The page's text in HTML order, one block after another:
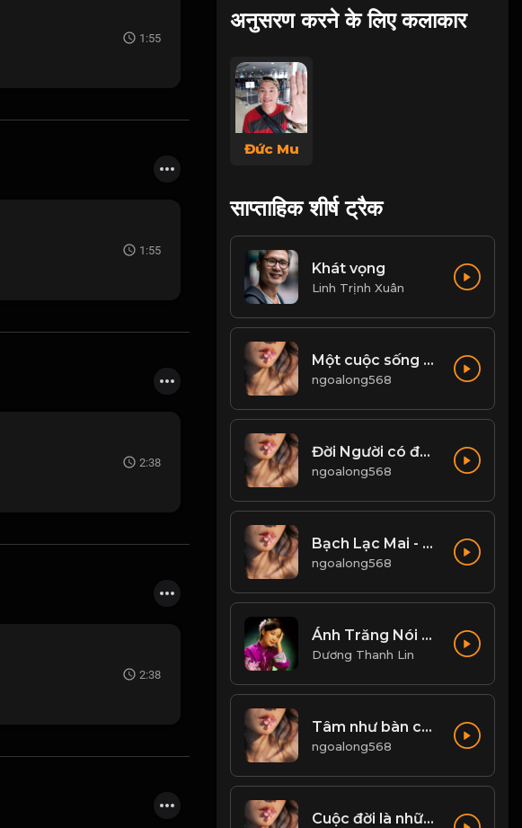
1:55
1:55
2:38
2:38
अनुसरण करने के लिए कलाकार
Đức Mu
साप्ताहिक शीर्ष ट्रैक
Khát vọng
Linh Trịnh Xuân
Một cuộc sống có ý nghĩa, là không ngừng tìm kiếm đam mê, động lực để phấn đấu...! & Đạo
ngoalong568
Đời Người có được, ắt có mất...! & Đạo
ngoalong568
Bạch Lạc Mai - Một Quyển Phong Hoa Đại Đường! & Đạo
ngoalong568
Ánh Trăng Nói Hộ Lòng Tôi - Đặng Lệ Quân
Dương Thanh Lin
Tâm như bàn cờ, tĩnh thì sáng - loạn thì mê! & Đạo
ngoalong568
Cuộc đời là những chuyến đi, chỉ có buông bỏ mới có thể tiến xa hơn! & Đạo